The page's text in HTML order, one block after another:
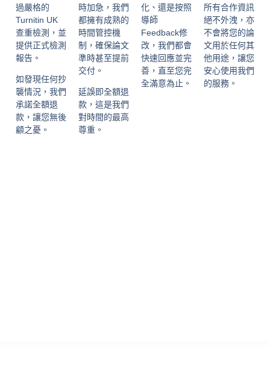
過嚴格的
Turnitin UK
查重檢測，並
提供正式檢測
報告。
如發現任何抄
襲情況，我們
承諾全額退
款，讓您無後
顧之憂。
時加急，我們
都擁有成熟的
時間管控機
制，確保論文
準時甚至提前
交付。
延誤即全額退
款，這是我們
對時間的最高
尊重。
化、還是按照
導師
Feedback修
改，我們都會
快速回應並完
善，直至您完
全滿意為止。
所有合作資訊
絕不外洩，亦
不會將您的論
文用於任何其
他用途，讓您
安心使用我們
的服務。